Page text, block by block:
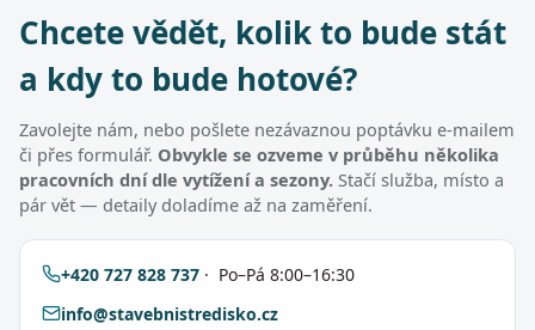
Chcete vědět, kolik to bude stát
a kdy to bude hotové?
Zavolejte nám, nebo pošlete nezávaznou poptávku e-mailem
či přes formulář. Obvykle se ozveme v průběhu několika
pracovních dní dle vytížení a sezony. Stačí služba, místo a
pár vět — detaily doladíme až na zaměření.
+420 727 828 737 · Po–Pá 8:00–16:30
info@stavebnistredisko.cz